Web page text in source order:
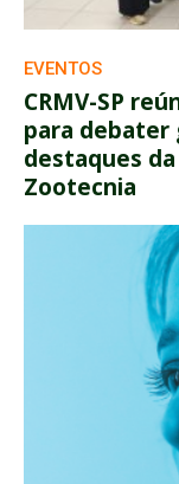
EVENTOS
CRMV-SP
para debater
destaques
Zootecnia